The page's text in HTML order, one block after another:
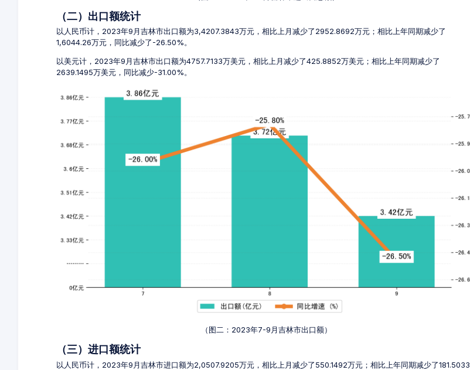
（二）出口额统计
以人民币计，2023年9月吉林市出口额为3,4207.3843万元，相比上月减少了2952.8692万元；相比上年同期减少了
1,6044.26万元，同比减少了-26.50%。
以美元计，2023年9月吉林市出口额为4757.7133万美元，相比上月减少了425.8852万美元；相比上年同期减少了
2639.1495万美元，同比减少-31.00%。
（图二：2023年7-9月吉林市出口额）
（三）进口额统计
以人民币计，2023年9月吉林市进口额为2,0507.9205万元，相比上月减少了550.1492万元；相比上年同期减少了181.5033